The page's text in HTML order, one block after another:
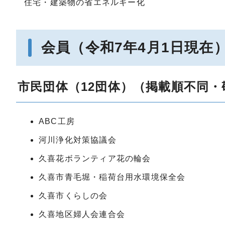
住宅・建築物の省エネルギー化
会員（令和7年4月1日現在）
市民団体（12団体）（掲載順不同・
ABC工房
河川浄化対策協議会
久喜花ボランティア花の輪会
久喜市青毛堀・稲荷台用水環境保全会
久喜市くらしの会
久喜地区婦人会連合会